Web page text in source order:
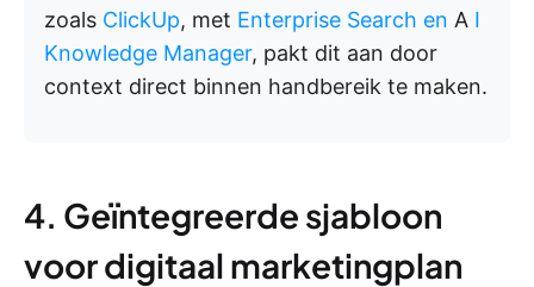
zoals ClickUp, met Enterprise Search en A I
Knowledge Manager, pakt dit aan door
context direct binnen handbereik te maken.
4. Geïntegreerde sjabloon
voor digitaal marketingplan